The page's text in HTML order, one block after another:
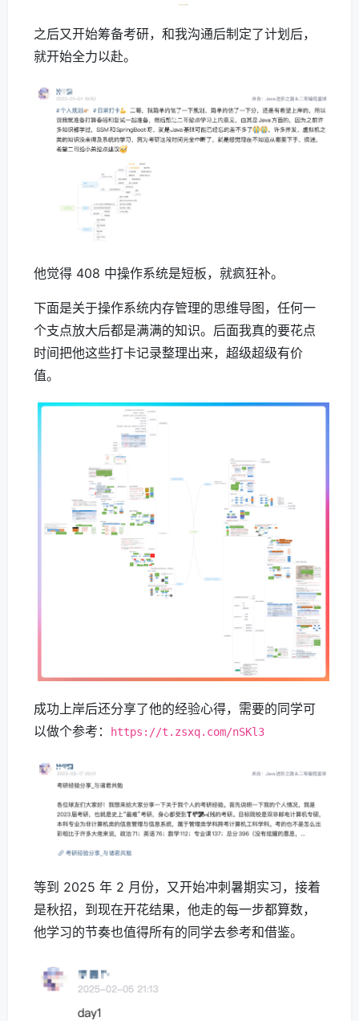
之后又开始筹备考研，和我沟通后制定了计划后，
就开始全力以赴。
他觉得 408 中操作系统是短板，就疯狂补。
下面是关于操作系统内存管理的思维导图，任何一
个支点放大后都是满满的知识。后面我真的要花点
时间把他这些打卡记录整理出来，超级超级有价
值。
成功上岸后还分享了他的经验心得，需要的同学可
以做个参考：
https://t.zsxq.com/nSKl3
等到 2025 年 2 月份，又开始冲刺暑期实习，接着
是秋招，到现在开花结果，他走的每一步都算数，
他学习的节奏也值得所有的同学去参考和借鉴。